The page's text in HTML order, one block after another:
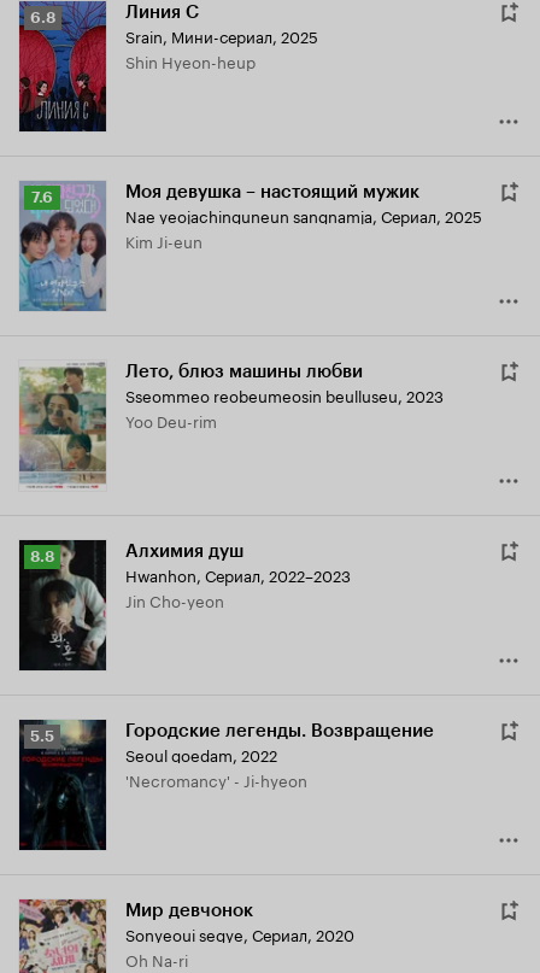
Рейтинг
Кинопоиска
6.8
6.8 Линия С
Srain, Мини-сериал, 2025
Shin Hyeon-heup
Рейтинг
Кинопоиска
7.6
7.6 Моя девушка – настоящий мужик
Nae yeojachinguneun sangnamja, Сериал, 2025
Kim Ji-eun
Лето, блюз машины любви
Sseommeo reobeumeosin beulluseu, 2023
Yoo Deu-rim
Рейтинг
Кинопоиска
8.8
8.8 Алхимия душ
Hwanhon, Сериал, 2022–2023
Jin Cho-yeon
Рейтинг
Кинопоиска
5.5 Городские легенды. Возвращение
Seoul goedam, 2022
'Necromancy' - Ji-hyeon
Мир девчонок
Sonyeoui segye, Сериал, 2020
Oh Na-ri